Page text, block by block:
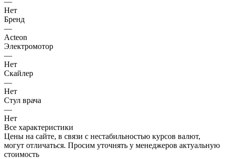
Нет
Бренд
—
Acteon
Электромотор
—
Нет
Скайлер
—
Нет
Стул врача
—
Нет
Все характеристики
Цены на сайте, в связи с нестабильностью курсов валют,
могут отличаться. Просим уточнять у менеджеров актуальную
стоимость